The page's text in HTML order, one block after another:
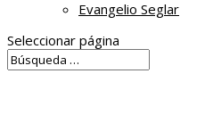
Evangelio Seglar
Seleccionar página